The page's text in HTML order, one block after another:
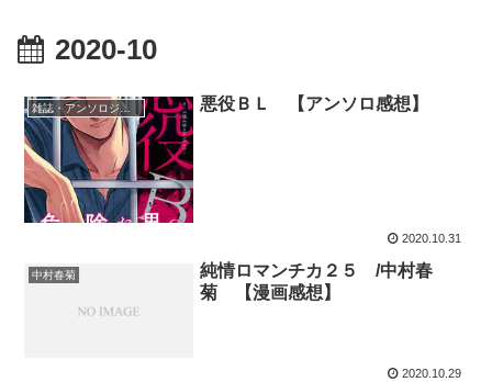
2020-10
雑誌・アンソロジー等 悪役ＢＬ 【アンソロ感想】
2020.10.31
中村春菊
純情ロマンチカ２５ /中村春
菊 【漫画感想】
2020.10.29